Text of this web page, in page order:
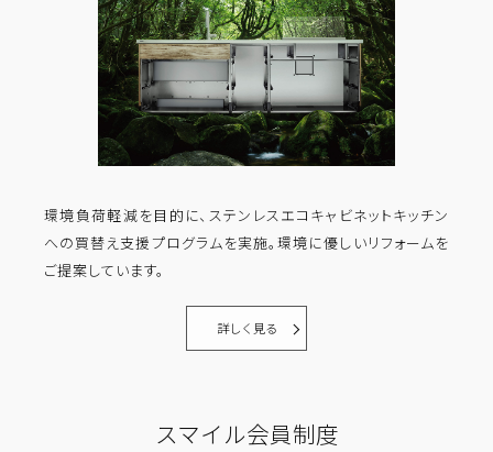
環境負荷軽減を目的に、ステンレスエコキャビネットキッチン
への買替え支援プログラムを実施。環境に優しいリフォームを
ご提案しています。
詳しく見る
スマイル会員制度